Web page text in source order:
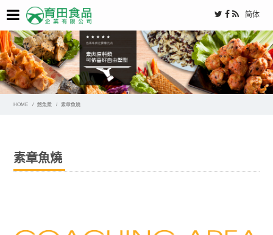
简体
HOME 鱈魚漿 素章魚燒
素章魚燒